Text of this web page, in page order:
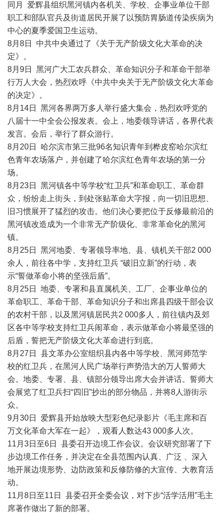
同月 爱辉县组织黑河镇内各机关、学校、企事业单位干部
职工和部队官兵及街道居民开展了以预防胃肠道传染疾病为
中心的夏季爱国卫生运动。
8月8日 中共中央通过了《关于无产阶级文化大革命的决
定》。
8月9日 黑河广大工农兵群众、革命知识分子和革命干部举
行万人大会，热烈欢呼《中共中央关于无产阶级文化大革命
的决定》。
8月14日 黑河各界两万多人举行盛大集会，热烈欢呼党的
八届十一中全会公报发表。会上，地委领导讲话，各界代表
发言。会后，举行了群众游行。
8月20日 哈尔滨市第三批96名知识青年到桦皮窑哈尔滨红
色青年农场落户，并创建了哈尔滨红色青年农场的第一分
场。
8月23日 黑河镇各中等学校“红卫兵”和革命职工、革命群
众，纷纷走上街头，到处张贴革命大字报，向一切旧思想、
旧习惯展开了猛烈的攻击。他们决心要把位于反修最前沿的
黑河镇改造成为一个非常无产阶级化、非常革命化的黑河
镇。
8月25日 黑河地委、专署领导率地、县、镇机关干部2 000
余人，前往各中学，支持红卫兵 “破旧立新”的行动，表
示“誓做革命小将的坚强后盾”。
8月25日 地委、专署和县直属机关、工厂、企事业单位的
革命职工、革命干部、革命知识分子和出席县四级干部会议
的农村干部，以及黑河镇居民共2 000多人，前往镇内及郊
区各中等学校支持红卫兵闹革命，表示做革命小将最坚强的
后盾，誓把无产阶级文化大革命进行到底。
8月27日 县文革办公室组织县内各中等学校、黑河师范学
校的红卫兵，在黑河人民广场举行声势浩大的万人誓师大
会。地委、专署、县、镇部分领导出席大会并讲话。誓师大
会展览了红卫兵扫“四旧”抄出的部分物品，并将8人游街示
众。
9月30日 爱辉县开始放映大型彩色纪录影片《毛主席和百
万文化革命大军在一起》，观看人数达43 000多人次。
11月3日至6日 县委召开边境工作会议。会议研究部署了下
步边境工作任务，并决定在全县范围内认真、广泛 、深入
地开展边境形势、边防政策和反修防修的大宣传、大教育活
动。
11月8日至11日 县委召开全委会议，对下步“活学活用”毛主
席著作做出了新的部署。